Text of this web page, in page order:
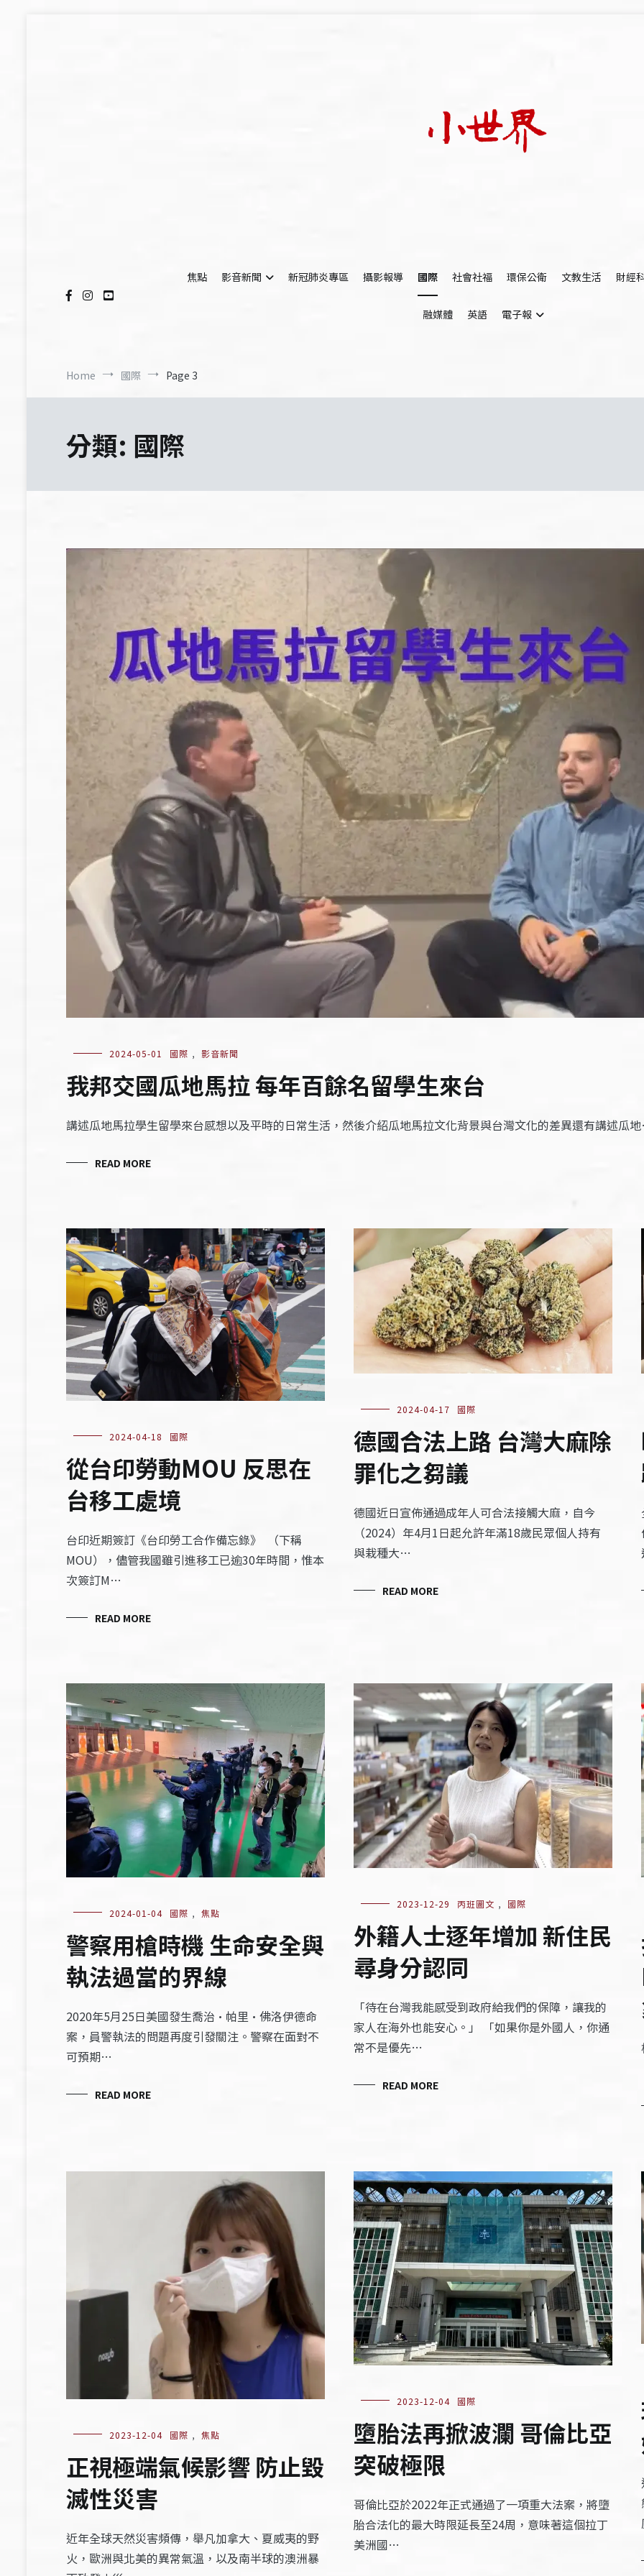
焦點
影音新聞 新冠肺炎專區 攝影報導 國際 社會社福 環保公衛 文教生活 財經
融媒體 英語 電子報
Home 國際 Page 3
分類: 國際
2024-05-01 國際 , 影音新聞
我邦交國瓜地馬拉 每年百餘名留學生來台
講述瓜地馬拉學生留學來台感想以及平時的日常生活，然後介紹瓜地馬拉文化背景與台灣文化的差異還有講述瓜
READ MORE
2024-04-18 國際
從台印勞動MOU 反思在
台移工處境
台印近期簽訂《台印勞工合作備忘錄》 （下稱
MOU），儘管我國雖引進移工已逾30年時間，惟本
次簽訂M…
READ MORE
2024-04-17 國際
德國合法上路 台灣大麻除
罪化之芻議
德國近日宣佈通過成年人可合法接觸大麻，自今
（2024）年4月1日起允許年滿18歲民眾個人持有
與栽種大…
READ MORE
2024-01-04 國際 , 焦點
警察用槍時機 生命安全與
執法過當的界線
2020年5月25日美國發生喬治·帕里·佛洛伊德命
案，員警執法的問題再度引發關注。警察在面對不
可預期…
READ MORE
2023-12-29 丙班圖文 , 國際
外籍人士逐年增加 新住民
尋身分認同
「待在台灣我能感受到政府給我們的保障，讓我的
家人在海外也能安心。」 「如果你是外國人，你通
常不是優先…
READ MORE
2023-12-04 國際 , 焦點
正視極端氣候影響 防止毀
滅性災害
近年全球天然災害頻傳，舉凡加拿大、夏威夷的野
火，歐洲與北美的異常氣溫，以及南半球的澳洲暴
2023-12-04 國際
墮胎法再掀波瀾 哥倫比亞
突破極限
哥倫比亞於2022年正式通過了一項重大法案，將墮
胎合法化的最大時限延長至24周，意味著這個拉丁
美洲國…